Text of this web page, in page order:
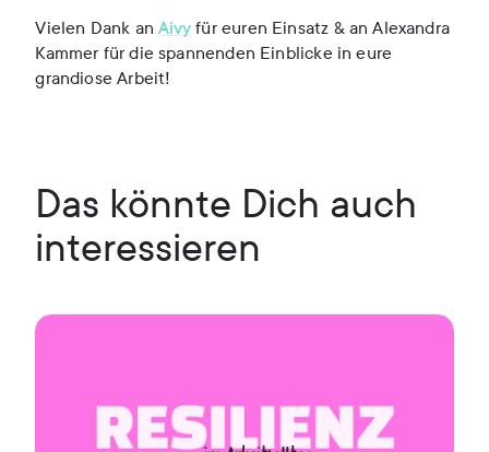
Vielen Dank anAivyfür euren Einsatz & an Alexandra
Kammer für die spannenden Einblicke in eure
grandiose Arbeit!
Das könnte Dich auch
interessieren